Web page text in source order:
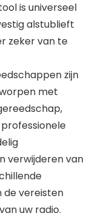
is universeel
alstublieft
zeker van te
zijn
met
verwijderen van
de vereisten
uw radio.